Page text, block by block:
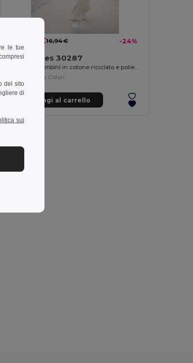
12,80 €16,94 € -24%
TH Clothes 30287
Felpa per bambini in cotone riciclato e poliestere
+4 Colori
Aggiungi al carrello
le tue
del sito
di
sui